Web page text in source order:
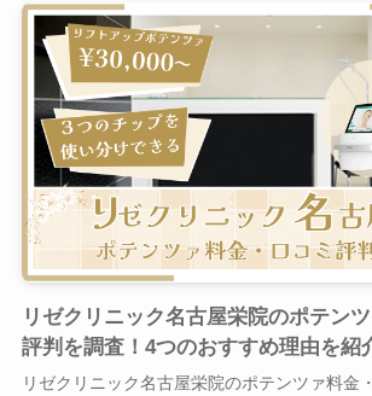
リゼクリニック名古屋栄院のポテン
評判を調査！4つのおすすめ理由を紹
リゼクリニック名古屋栄院のポテンツァ料金